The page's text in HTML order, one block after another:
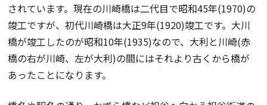
されています。現在の川崎橋は二代目で昭和45年(1970)の
竣工ですが、初代川崎橋は大正9年(1920)竣工です。大川
橋が竣工したのが昭和10年(1935)なので、大利と川崎(赤
橋の右が川崎、左が大利)の間にはそれより古くから橋が
あったことになります。